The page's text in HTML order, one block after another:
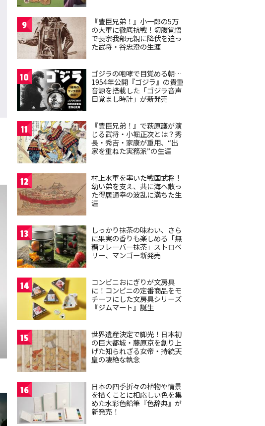
9
『豊臣兄弟！』小一郎の5万
の大軍に徹底抗戦！切腹覚悟
で長宗我部元親に降伏を迫っ
た武将・谷忠澄の生涯
10
ゴジラの咆哮で目覚める朝…
1954年公開『ゴジラ』の貴重
音源を搭載した「ゴジラ音声
目覚まし時計」が新発売
11
『豊臣兄弟！』で萩原護が演
じる武将・小堀正次とは？秀
長・秀吉・家康が重用、“出
家を重ねた実務派”の生涯
12
村上水軍を率いた戦国武将！
幼い弟を支え、共に海へ散っ
た得居通幸の波乱に満ちた生
涯
13
しっかり抹茶の味わい、さら
に果実の香りも楽しめる「無
糖フレーバー抹茶」ストロベ
リー、マンゴー新発売
14
コンビニおにぎりが文房具
に！コンビニの定番商品をモ
チーフにした文房具シリーズ
『ジムマート』誕生
15
世界遺産決定で脚光！日本初
の巨大都城・藤原京を創り上
げた知られざる女帝・持統天
皇の凄絶な執念
16
日本の四季折々の植物や情景
を描くことに相応しい色を集
めた水彩色鉛筆『色辞典』が
新発売！